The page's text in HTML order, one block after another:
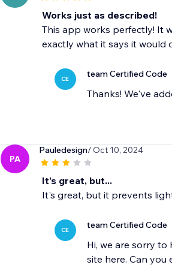
Works just as described!
This app works perfectly! It
exactly what it says it would
CE team Certified Code
Thanks! We've
PA
Pauledesign/ Oct 10, 2024
It's great, but...
It's great, but it prevents
CE team Certified Code
Hi, we are sorry
site here. Can you